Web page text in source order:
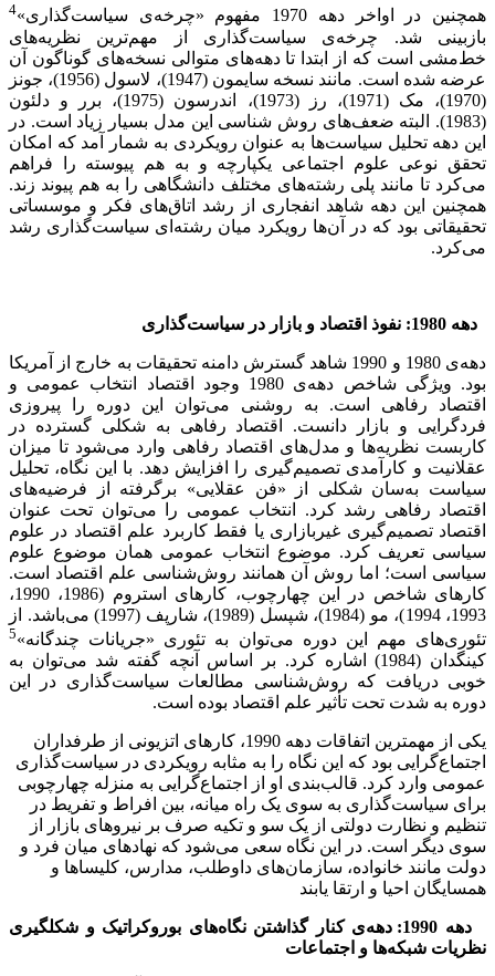
همچنین در اواخر دهه 1970 مفهوم «چرخه‌ی سیاست‌گذاری» 4
بازبینی شد. چرخه‌ی سیاست‌گذاری از مهم‌ترین نظریه‌های
خط‌مشی است که از ابتدا تا دهه‌های متوالی نسخه‌های گوناگون آن
عرضه شده است. مانند نسخه سایمون (1947)، لاسول (1956)، جونز
(1970)، مک (1971)، رز (1973)، اندرسون (1975)، برر و دلئون
(1983). البته ضعف‌های روش شناسی این مدل بسیار زیاد است. در
این دهه تحلیل سیاست‌ها به عنوان رویکردی به شمار آمد که امکان
تحقق نوعی علوم اجتماعی یکپارچه و به هم پیوسته را فراهم
می‌کرد تا مانند پلی رشته‌های مختلف دانشگاهی را به هم پیوند زند.
همچنین این دهه شاهد انفجاری از رشد اتاق‌های فکر و موسساتی
تحقیقاتی بود که در آن‌ها رویکرد میان رشته‌ای سیاست‌گذاری رشد
می‌کرد.
دهه 1980: نفوذ اقتصاد و بازار در سیاست‌گذاری
دهه‌ی 1980 و 1990 شاهد گسترش دامنه تحقیقات به خارج از آمریکا
بود. ویژگی شاخص دهه‌ی 1980 وجود اقتصاد انتخاب عمومی و
اقتصاد رفاهی است. به روشنی می‌توان این دوره را پیروزی
فردگرایی و بازار دانست. اقتصاد رفاهی به شکلی گسترده در
کاربست نظریه‌ها و مدل‌های اقتصاد رفاهی وارد می‌شود تا میزان
عقلانیت و کارآمدی تصمیم‌گیری را افزایش دهد. با این نگاه، تحلیل
سیاست به‌سان شکلی از «فن عقلایی» برگرفته از فرضیه‌های
اقتصاد رفاهی رشد کرد. انتخاب عمومی را می‌توان تحت عنوان
اقتصاد تصمیم‌گیری غیربازاری یا فقط کاربرد علم اقتصاد در علوم
سیاسی تعریف کرد. موضوع انتخاب عمومی همان موضوع علوم
سیاسی است؛ اما روش آن همانند روش‌شناسی علم اقتصاد است.
کارهای شاخص در این چهارچوب، کارهای استروم (1986، 1990،
1993، 1994)، مو (1984)، شپسل (1989)، شارپف (1997) می‌باشد. از
تئوری‌های مهم این دوره می‌توان به تئوری «جریانات چندگانه»5
کینگدان (1984) اشاره کرد. بر اساس آنچه گفته شد می‌توان به
خوبی دریافت که روش‌شناسی مطالعات سیاست‌گذاری در این
دوره به شدت تحت تأثیر علم اقتصاد بوده است.
یکی از مهمترین اتفاقات دهه 1990، کارهای اتزیونی از طرفداران
اجتماع‌گرایی بود که این نگاه را به مثابه رویکردی در سیاست‌گذاری
عمومی وارد کرد. قالب‌بندی او از اجتماع‌گرایی به منزله چهارچوبی
برای سیاست‌گذاری به سوی یک راه میانه، بین افراط و تفریط در
تنظیم و نظارت دولتی از یک سو و تکیه صرف بر نیروهای بازار از
سوی دیگر است. در این نگاه سعی می‌شود که نهادهای میان فرد و
دولت مانند خانواده، سازمان‌های داوطلب، مدارس، کلیساها و
همسایگان احیا و ارتقا یابند
دهه 1990: دهه‌ی کنار گذاشتن نگاه‌های بوروکراتیک و شکلگیری
نظریات شبکه‌ها و اجتماعات